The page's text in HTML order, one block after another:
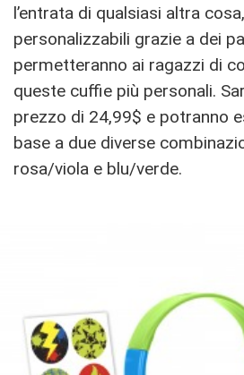
l’entrata di qualsiasi altra
personalizzabili grazie a dei
permetteranno ai ragazzi di
queste cuffie più personali.
prezzo di 24,99$ e potranno
base a due diverse
rosa/viola e blu/verde.